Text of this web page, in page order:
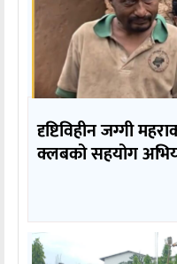
दृष्टिविहीन जग्गी
क्लबको सहयोग